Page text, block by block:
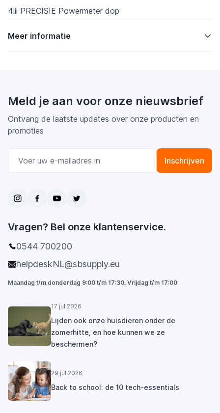
4iii PRECISIE Powermeter dop
Meer informatie
Meld je aan voor onze nieuwsbrief
Ontvang de laatste updates over onze producten en
promoties
Inschrijven
Vragen? Bel onze klantenservice.
0544 700200
helpdeskNL@sbsupply.eu
Maandag t/m donderdag 9:00 t/m 17:30. Vrijdag t/m 17:00
17 jul 2026
Lijden ook onze huisdieren onder de
zomerhitte, en hoe kunnen we ze
beschermen?
29 jul 2026
Back to school: de 10 tech-essentials